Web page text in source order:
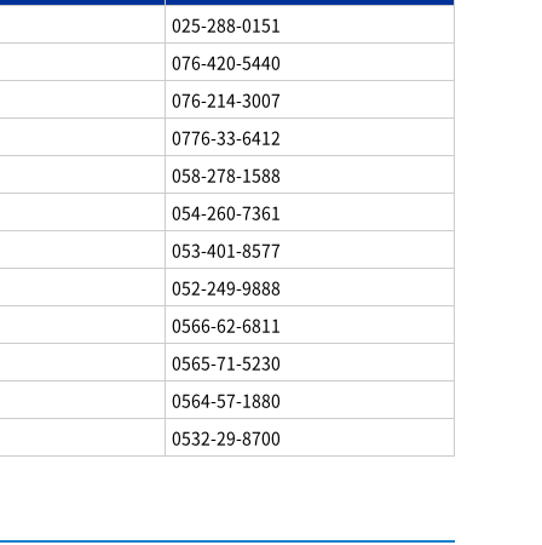
025-288-0151
076-420-5440
076-214-3007
0776-33-6412
058-278-1588
054-260-7361
053-401-8577
052-249-9888
0566-62-6811
0565-71-5230
0564-57-1880
0532-29-8700